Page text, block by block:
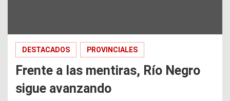
DESTACADOS PROVINCIALES
Frente a las mentiras, Río Negro
sigue avanzando